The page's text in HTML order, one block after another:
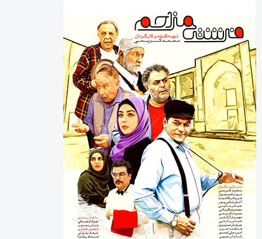
آخرین دیدگاه‌ها